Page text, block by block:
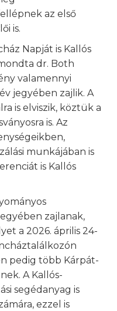
az első
is.
Napját is Kallós
dr. Both
valamennyi
jegyében zajlik. A
is elviszik, köztük a
is. Az
munkájában is
is Kallós
zajlanak,
a 2026. április 24-
pedig több Kárpát-
A Kallós-
segédanyag is
ezzel is